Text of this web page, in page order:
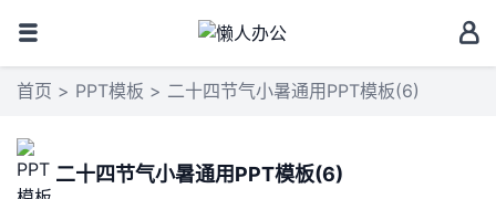
首页 > PPT模板 > 二十四节气小暑通用PPT模板(6)
二十四节气小暑通用PPT模板(6)